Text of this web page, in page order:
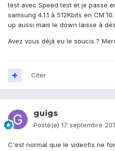
test avec Speed test et je passe
samsung 4.1.1 à 512Kbits en CM
up aussi mais le down laisse à
Avez vous déjà eu le soucis ?
Citer
guigs
Posté(e) 17 septembre
C'est normal que le videofix ne